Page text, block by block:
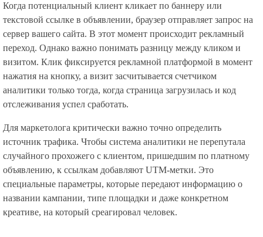
Когда потенциальный клиент кликает по баннеру или
текстовой ссылке в объявлении, браузер отправляет запрос на
сервер вашего сайта. В этот момент происходит рекламный
переход. Однако важно понимать разницу между кликом и
визитом. Клик фиксируется рекламной платформой в момент
нажатия на кнопку, а визит засчитывается счетчиком
аналитики только тогда, когда страница загрузилась и код
отслеживания успел сработать.
Для маркетолога критически важно точно определить
источник трафика. Чтобы система аналитики не перепутала
случайного прохожего с клиентом, пришедшим по платному
объявлению, к ссылкам добавляют UTM-метки. Это
специальные параметры, которые передают информацию о
названии кампании, типе площадки и даже конкретном
креативе, на который среагировал человек.